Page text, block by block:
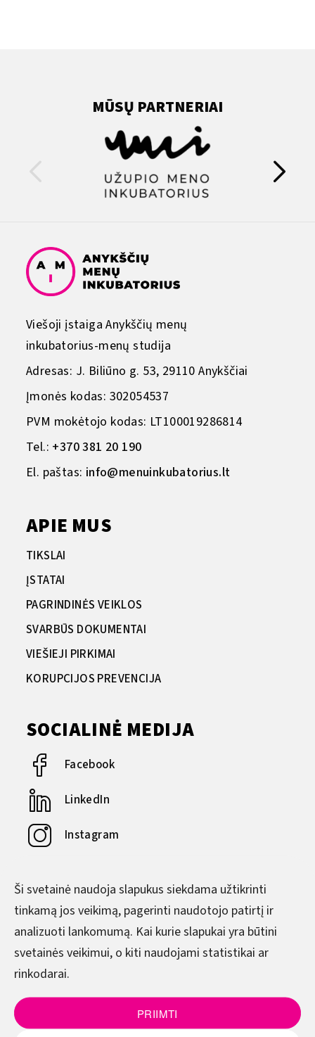
Ši svetainė naudoja slapukus siekdama užtikrinti
tinkamą jos veikimą, pagerinti naudotojo patirtį ir
analizuoti lankomumą. Kai kurie slapukai yra būtini
svetainės veikimui, o kiti naudojami statistikai ar
rinkodarai.
PRIIMTI
MŪSŲ PARTNERIAI
Viešoji įstaiga Anykščių menų
inkubatorius-menų studija
Adresas: J. Biliūno g. 53, 29110 Anykščiai
Įmonės kodas: 302054537
PVM mokėtojo kodas: LT100019286814
Tel.: +370 381 20 190
El. paštas: info@menuinkubatorius.lt
APIE MUS
TIKSLAI
ĮSTATAI
PAGRINDINĖS VEIKLOS
SVARBŪS DOKUMENTAI
VIEŠIEJI PIRKIMAI
KORUPCIJOS PREVENCIJA
SOCIALINĖ MEDIJA
Facebook
LinkedIn
Instagram
DARBO LAIKAS
Pirmadienis–Ketvirtadienis
8.00–17.00
8.00–15.45